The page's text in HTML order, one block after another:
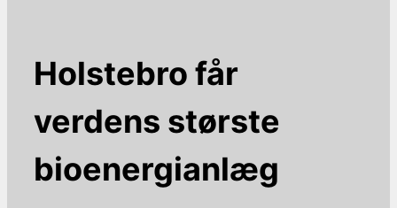
Holstebro får
verdens største
bioenergianlæg